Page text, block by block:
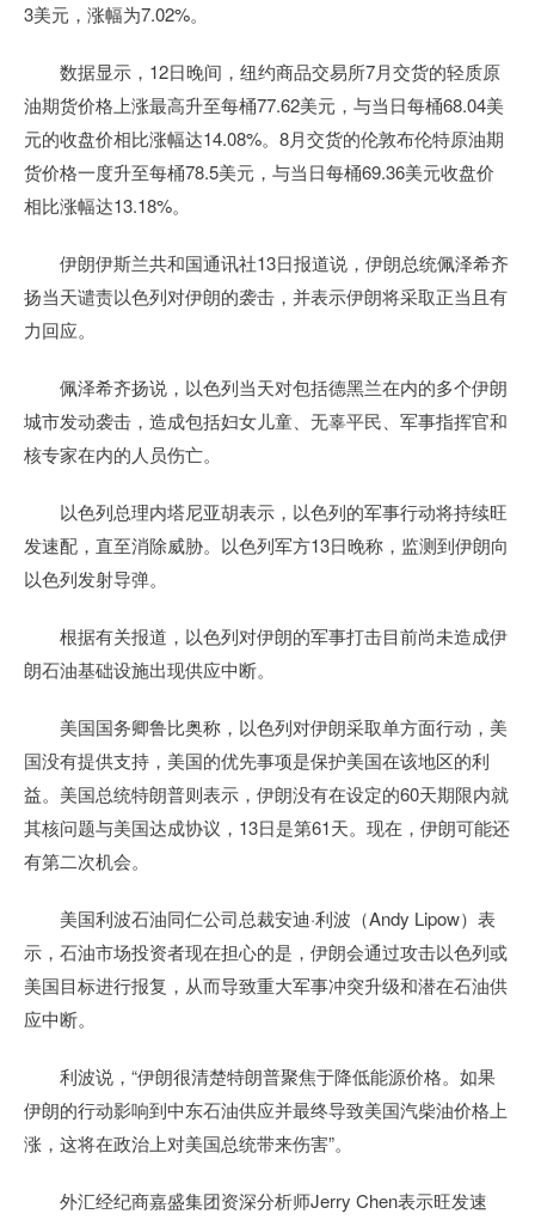
3美元，涨幅为7.02%。
数据显示，12日晚间，纽约商品交易所7月交货的轻质原
油期货价格上涨最高升至每桶77.62美元，与当日每桶68.04美
元的收盘价相比涨幅达14.08%。8月交货的伦敦布伦特原油期
货价格一度升至每桶78.5美元，与当日每桶69.36美元收盘价
相比涨幅达13.18%。
伊朗伊斯兰共和国通讯社13日报道说，伊朗总统佩泽希齐
扬当天谴责以色列对伊朗的袭击，并表示伊朗将采取正当且有
力回应。
佩泽希齐扬说，以色列当天对包括德黑兰在内的多个伊朗
城市发动袭击，造成包括妇女儿童、无辜平民、军事指挥官和
核专家在内的人员伤亡。
以色列总理内塔尼亚胡表示，以色列的军事行动将持续旺
发速配，直至消除威胁。以色列军方13日晚称，监测到伊朗向
以色列发射导弹。
根据有关报道，以色列对伊朗的军事打击目前尚未造成伊
朗石油基础设施出现供应中断。
美国国务卿鲁比奥称，以色列对伊朗采取单方面行动，美
国没有提供支持，美国的优先事项是保护美国在该地区的利
益。美国总统特朗普则表示，伊朗没有在设定的60天期限内就
其核问题与美国达成协议，13日是第61天。现在，伊朗可能还
有第二次机会。
美国利波石油同仁公司总裁安迪·利波（Andy Lipow）表
示，石油市场投资者现在担心的是，伊朗会通过攻击以色列或
美国目标进行报复，从而导致重大军事冲突升级和潜在石油供
应中断。
利波说，“伊朗很清楚特朗普聚焦于降低能源价格。如果
伊朗的行动影响到中东石油供应并最终导致美国汽柴油价格上
涨，这将在政治上对美国总统带来伤害”。
外汇经纪商嘉盛集团资深分析师Jerry Chen表示旺发速